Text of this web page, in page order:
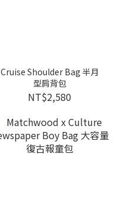
Cruise Shoulder Bag 半月
型肩背包
NT$2,580